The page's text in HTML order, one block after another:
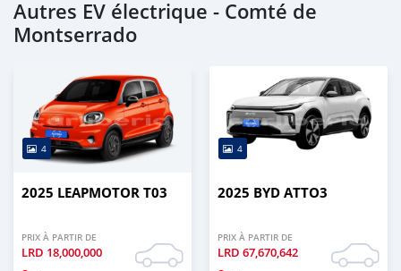
Autres EV électrique - Comté de
Montserrado
4
2025 LEAPMOTOR T03
PRIX À PARTIR DE
LRD 18,000,000
4
2025 BYD ATTO3
PRIX À PARTIR DE
LRD 67,670,642